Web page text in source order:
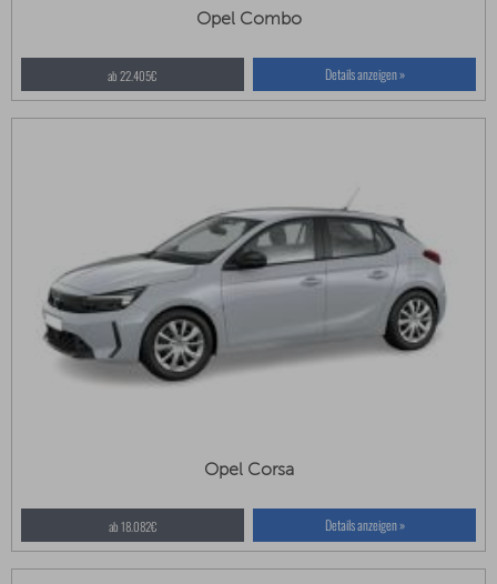
Opel Combo
ab 22.405€ Details anzeigen »
Opel Corsa
ab 18.082€ Details anzeigen »